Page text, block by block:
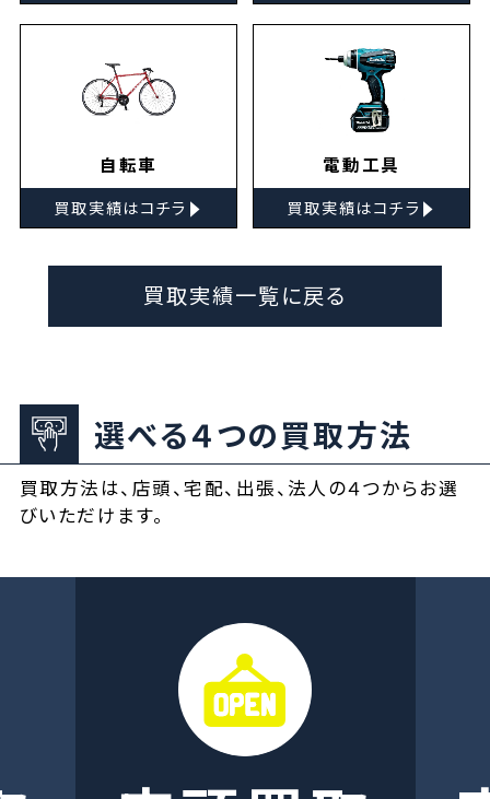
自転車
買取実績はコチラ ▸
電動工具
買取実績はコチラ ▸
買取実績一覧に戻る
選べる４つの買取方法
買取方法は、店頭、宅配、出張、法人の４つからお選
びいただけます。